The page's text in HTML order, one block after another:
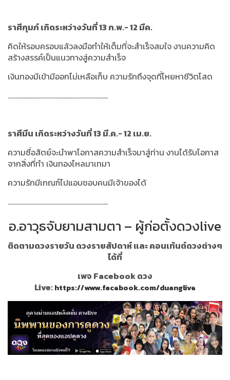
ราศีกุมภ์ เกิดระหว่างวันที่ 13 ก.พ.- 12 มีค.
คิดให้รอบครอบแล้วลงมือทำให้เต็มที่จะสำเร็จสมใจ งานความคิด
สร้างสรรค์เป็นแนวทางสู่ความสำเร็จ
เงินทองมีเข้ามีออกไม่เหลือเก็บ ความรักถึงจุดที่โหยหาชีวิตโสด
.................................................................
ราศีมีน เกิดระหว่างวันที่ 13 มี.ค.- 12 เม.ย.
ความซื่อสัตย์จะนำพาโอกาสความสำเร็จมาสู่ท่าน งานได้รับโอกาส
จากสิ่งที่ทำ เงินทองไหลมาเทมา
ความรักมีเกณฑ์ไปแอบชอบคนมีเจ้าของได้
.................................................................
อ.อาวุธจับยามสามตา – ผู้ก่อตั้งดวงlive
ติดตามดวงรายวัน ดวงรายสัปดาห์ และ คอนเท้นต์ดวงต่างๆ
ได้ที่
เพจ Facebook ดวง
Live:https://www.facebook.com/duanglive